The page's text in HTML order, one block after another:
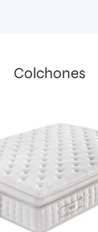
Colchones